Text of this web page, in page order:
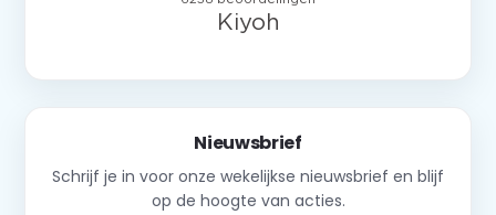
Nieuwsbrief
Schrijf je in voor onze wekelijkse nieuwsbrief en blijf
op de hoogte van acties.